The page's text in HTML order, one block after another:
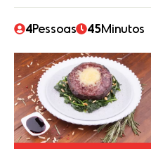
4Pessoas 45Minutos